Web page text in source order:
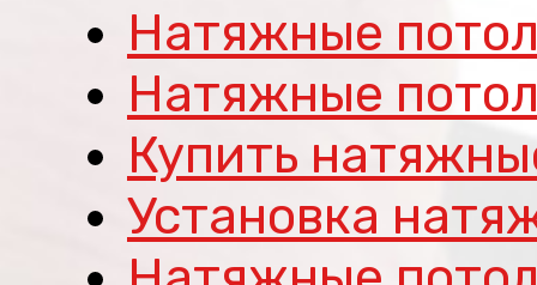
Натяжные
Натяжные
Купить
Установка